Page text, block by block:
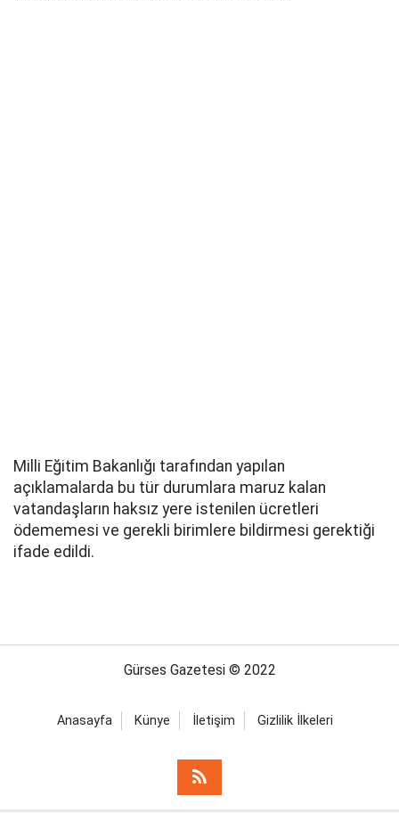
Milli Eğitim Bakanlığı tarafından yapılan
açıklamalarda bu tür durumlara maruz kalan
vatandaşların haksız yere istenilen ücretleri
ödememesi ve gerekli birimlere bildirmesi gerektiği
ifade edildi.
Gürses Gazetesi © 2022
Anasayfa Künye İletişim Gizlilik İlkeleri